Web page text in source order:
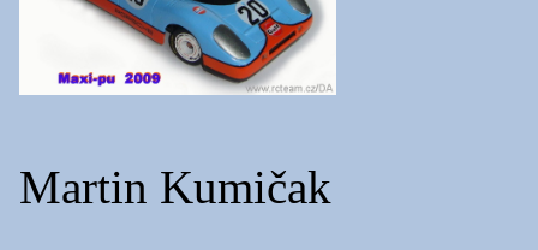
Martin Kumičak